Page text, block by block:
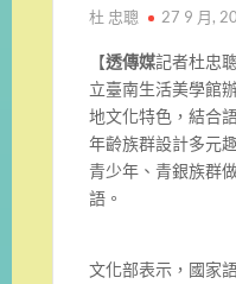
杜 忠聰 27 9 月,
【透傳媒記者杜忠
立臺南生活美學館
地文化特色，結合
年齡族群設計多元
青少年、青銀族群
語。
文化部表示，國家